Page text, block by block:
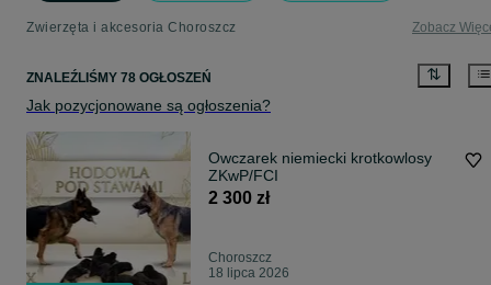
Zwierzęta i akcesoria Choroszcz Zobacz
ZNALEŹLIŚMY 78 OGŁOSZEŃ
Jak pozycjonowane są ogłoszenia?
Owczarek niemiecki krotkowlosy
ZKwP/FCI
2 300 zł
Choroszcz
18 lipca 2026